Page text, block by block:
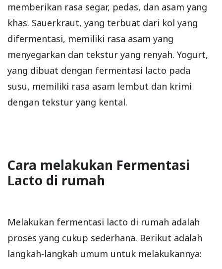
memberikan rasa segar, pedas, dan asam yang
khas. Sauerkraut, yang terbuat dari kol yang
difermentasi, memiliki rasa asam yang
menyegarkan dan tekstur yang renyah. Yogurt,
yang dibuat dengan fermentasi lacto pada
susu, memiliki rasa asam lembut dan krimi
dengan tekstur yang kental.
Cara melakukan Fermentasi
Lacto di rumah
Melakukan fermentasi lacto di rumah adalah
proses yang cukup sederhana. Berikut adalah
langkah-langkah umum untuk melakukannya: